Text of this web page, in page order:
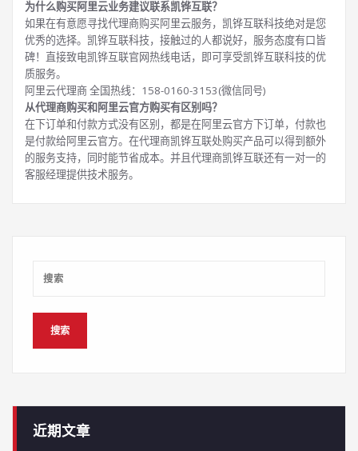
为什么购买阿里云业务建议联系凯铧互联？
如果在有意愿寻找代理商购买阿里云服务，凯铧互联科技绝对是您
优秀的选择。凯铧互联科技，接触过的人都说好，服务态度有口皆
碑！直接致电凯铧互联官网热线电话，即可享受凯铧互联科技的优
质服务。
阿里云代理商 全国热线：158-0160-3153(微信同号)
从代理商购买和阿里云官方购买有区别吗？
在下订单和付款方式没有区别，都是在阿里云官方下订单，付款也
是付款给阿里云官方。在代理商凯铧互联处购买产品可以得到额外
的服务支持，同时能节省成本。并且代理商凯铧互联还有一对一的
客服经理提供技术服务。
近期文章